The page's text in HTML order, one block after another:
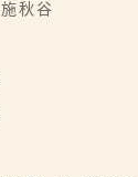
施秋谷